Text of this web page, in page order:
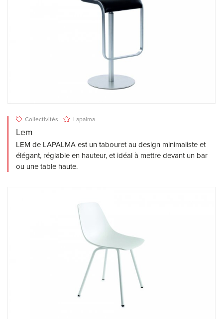
Collectivités Lapalma
Lem
LEM de LAPALMA est un tabouret au design minimaliste et
élégant, réglable en hauteur, et idéal à mettre devant un bar
ou une table haute.